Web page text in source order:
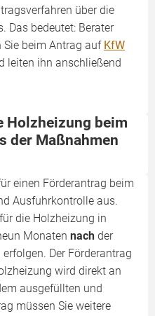
über die
Das bedeutet: Berater
Sie beim Antrag auf KfW
leiten ihn anschließend
Holzheizung beim
der Maßnahmen
einen Förderantrag beim
Ausfuhrkontrolle aus.
für die Holzheizung in
Monaten nach der
Der Förderantrag
wird direkt an
ausgefüllten und
müssen Sie weitere